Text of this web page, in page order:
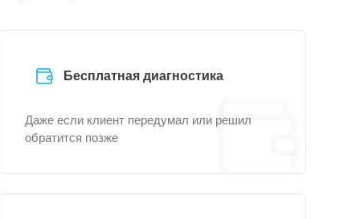
Бесплатная диагностика
Даже если клиент передумал или решил
обратится позже